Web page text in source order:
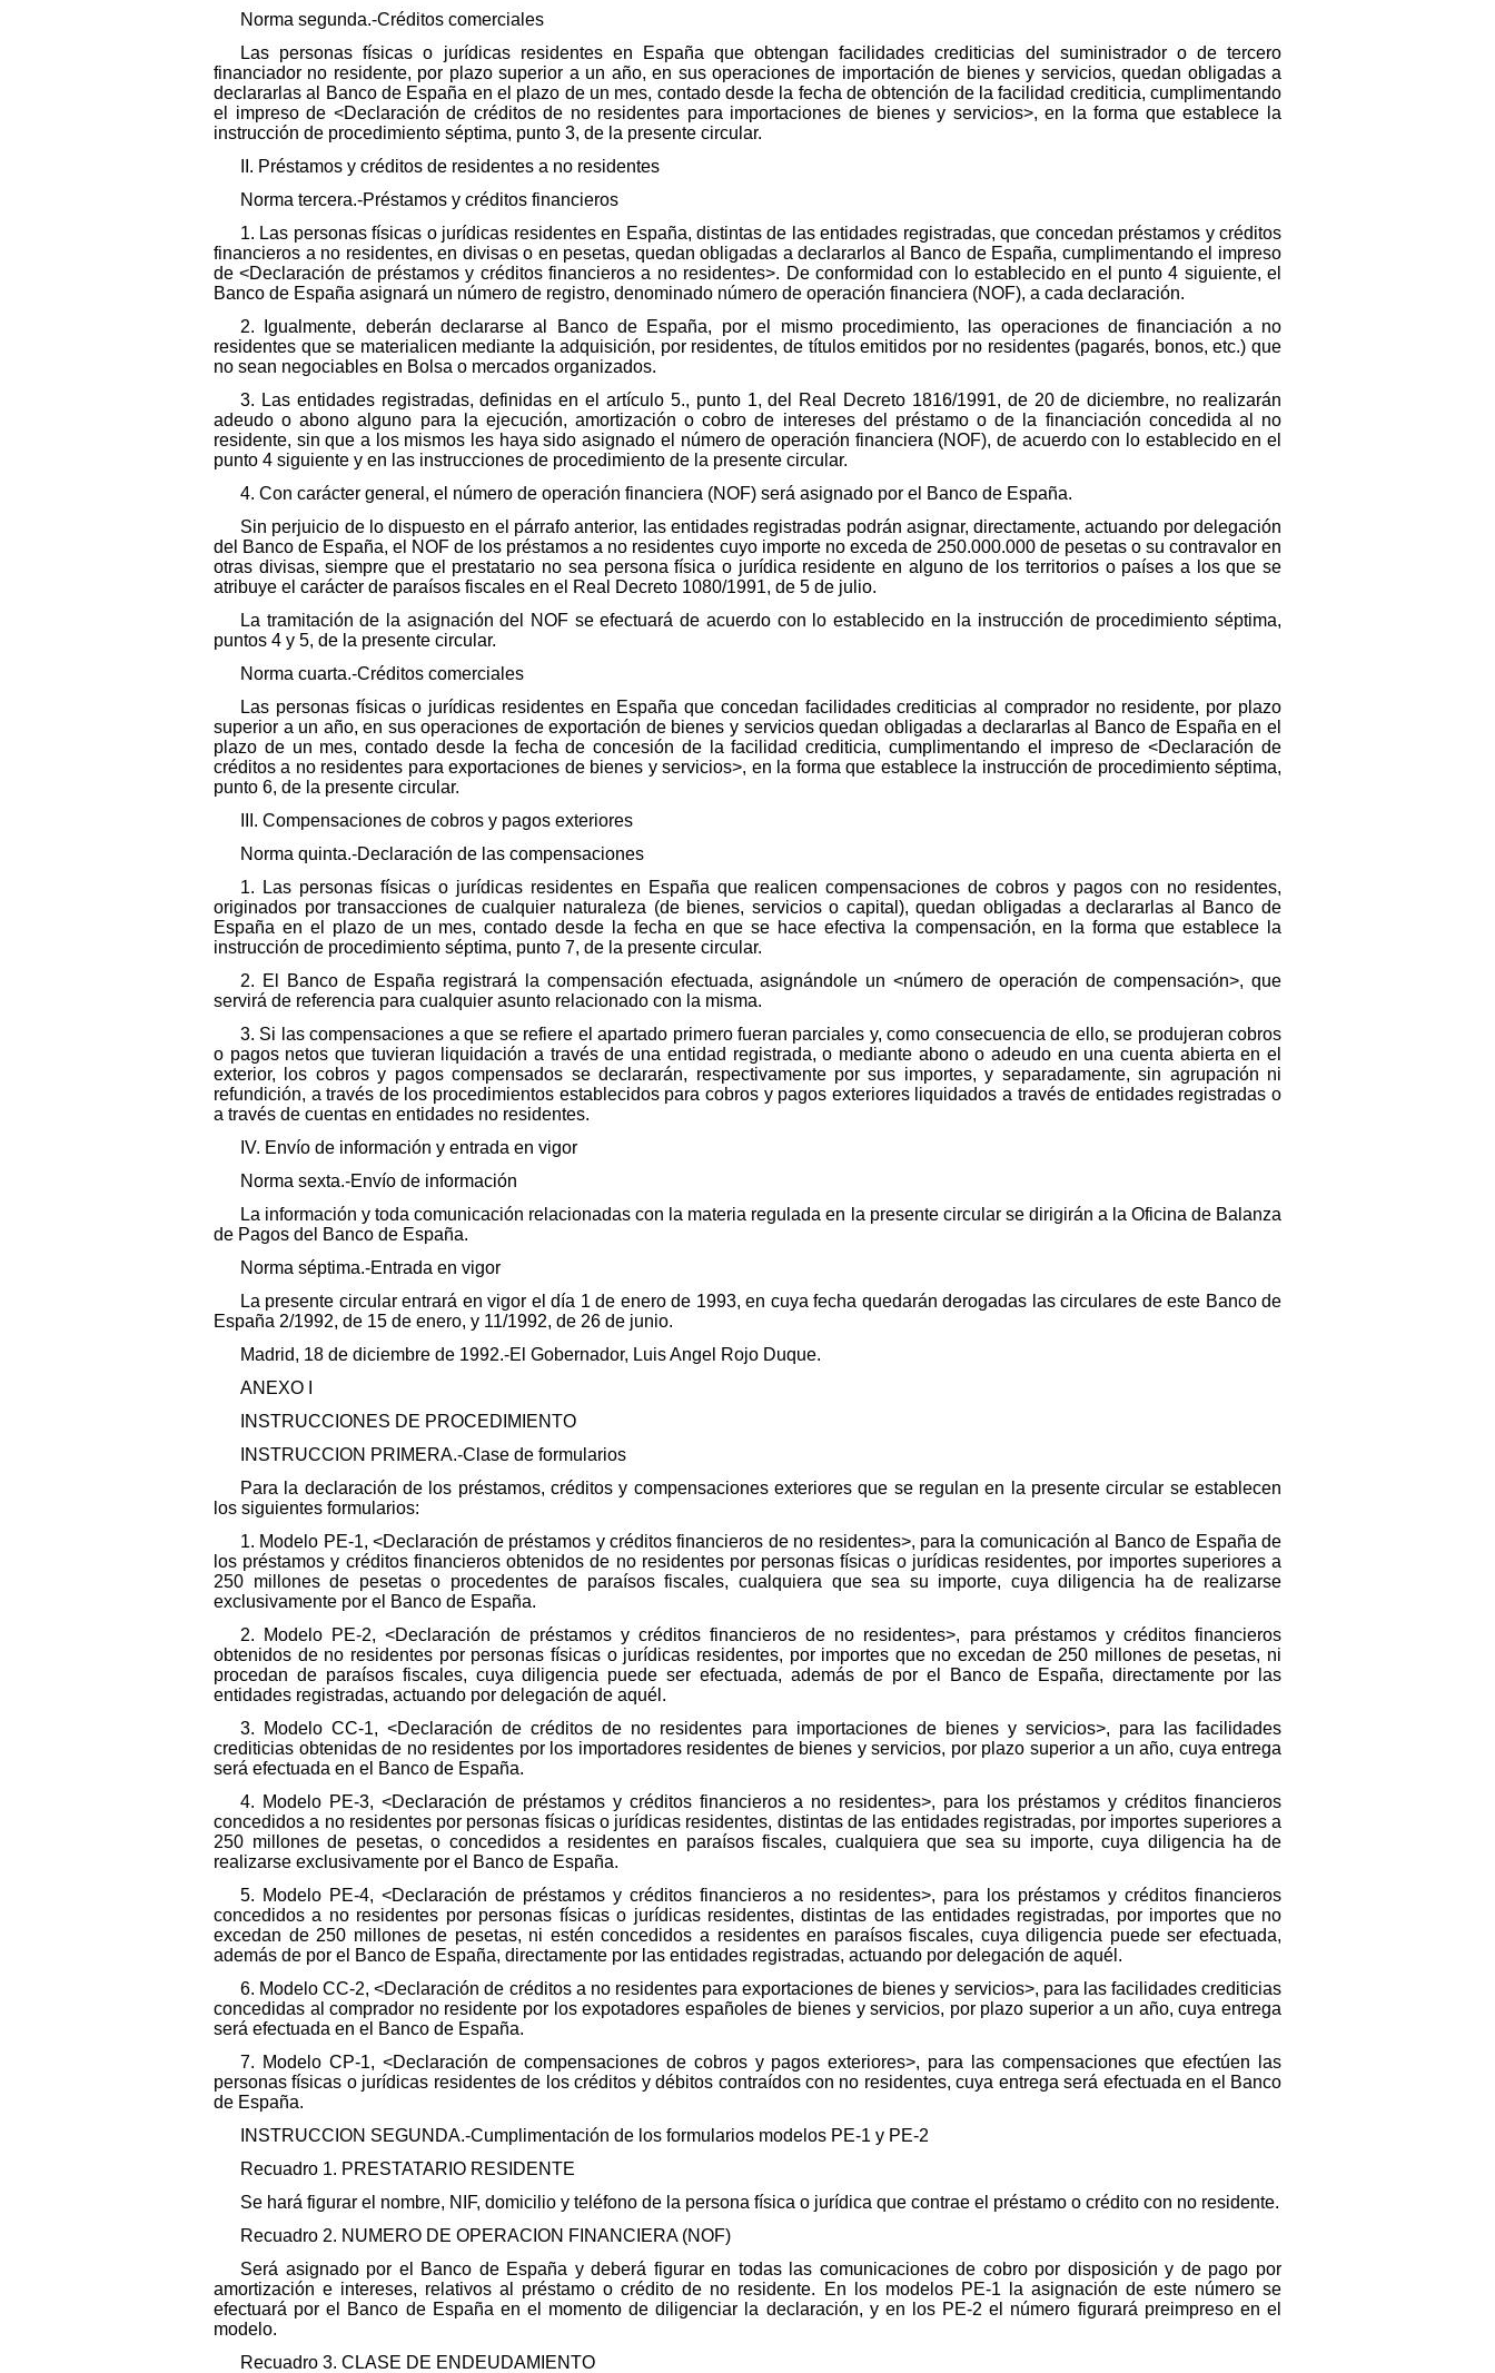
Norma segunda.-Créditos comerciales
Las personas físicas o jurídicas residentes en España que obtengan facilidades crediticias del suministrador o de tercero
financiador no residente, por plazo superior a un año, en sus operaciones de importación de bienes y servicios, quedan obligadas a
declararlas al Banco de España en el plazo de un mes, contado desde la fecha de obtención de la facilidad crediticia, cumplimentando
el impreso de <Declaración de créditos de no residentes para importaciones de bienes y servicios>, en la forma que establece la
instrucción de procedimiento séptima, punto 3, de la presente circular.
II. Préstamos y créditos de residentes a no residentes
Norma tercera.-Préstamos y créditos financieros
1. Las personas físicas o jurídicas residentes en España, distintas de las entidades registradas, que concedan préstamos y créditos
financieros a no residentes, en divisas o en pesetas, quedan obligadas a declararlos al Banco de España, cumplimentando el impreso
de <Declaración de préstamos y créditos financieros a no residentes>. De conformidad con lo establecido en el punto 4 siguiente, el
Banco de España asignará un número de registro, denominado número de operación financiera (NOF), a cada declaración.
2. Igualmente, deberán declararse al Banco de España, por el mismo procedimiento, las operaciones de financiación a no
residentes que se materialicen mediante la adquisición, por residentes, de títulos emitidos por no residentes (pagarés, bonos, etc.) que
no sean negociables en Bolsa o mercados organizados.
3. Las entidades registradas, definidas en el artículo 5., punto 1, del Real Decreto 1816/1991, de 20 de diciembre, no realizarán
adeudo o abono alguno para la ejecución, amortización o cobro de intereses del préstamo o de la financiación concedida al no
residente, sin que a los mismos les haya sido asignado el número de operación financiera (NOF), de acuerdo con lo establecido en el
punto 4 siguiente y en las instrucciones de procedimiento de la presente circular.
4. Con carácter general, el número de operación financiera (NOF) será asignado por el Banco de España.
Sin perjuicio de lo dispuesto en el párrafo anterior, las entidades registradas podrán asignar, directamente, actuando por delegación
del Banco de España, el NOF de los préstamos a no residentes cuyo importe no exceda de 250.000.000 de pesetas o su contravalor en
otras divisas, siempre que el prestatario no sea persona física o jurídica residente en alguno de los territorios o países a los que se
atribuye el carácter de paraísos fiscales en el Real Decreto 1080/1991, de 5 de julio.
La tramitación de la asignación del NOF se efectuará de acuerdo con lo establecido en la instrucción de procedimiento séptima,
puntos 4 y 5, de la presente circular.
Norma cuarta.-Créditos comerciales
Las personas físicas o jurídicas residentes en España que concedan facilidades crediticias al comprador no residente, por plazo
superior a un año, en sus operaciones de exportación de bienes y servicios quedan obligadas a declararlas al Banco de España en el
plazo de un mes, contado desde la fecha de concesión de la facilidad crediticia, cumplimentando el impreso de <Declaración de
créditos a no residentes para exportaciones de bienes y servicios>, en la forma que establece la instrucción de procedimiento séptima,
punto 6, de la presente circular.
III. Compensaciones de cobros y pagos exteriores
Norma quinta.-Declaración de las compensaciones
1. Las personas físicas o jurídicas residentes en España que realicen compensaciones de cobros y pagos con no residentes,
originados por transacciones de cualquier naturaleza (de bienes, servicios o capital), quedan obligadas a declararlas al Banco de
España en el plazo de un mes, contado desde la fecha en que se hace efectiva la compensación, en la forma que establece la
instrucción de procedimiento séptima, punto 7, de la presente circular.
2. El Banco de España registrará la compensación efectuada, asignándole un <número de operación de compensación>, que
servirá de referencia para cualquier asunto relacionado con la misma.
3. Si las compensaciones a que se refiere el apartado primero fueran parciales y, como consecuencia de ello, se produjeran cobros
o pagos netos que tuvieran liquidación a través de una entidad registrada, o mediante abono o adeudo en una cuenta abierta en el
exterior, los cobros y pagos compensados se declararán, respectivamente por sus importes, y separadamente, sin agrupación ni
refundición, a través de los procedimientos establecidos para cobros y pagos exteriores liquidados a través de entidades registradas o
a través de cuentas en entidades no residentes.
IV. Envío de información y entrada en vigor
Norma sexta.-Envío de información
La información y toda comunicación relacionadas con la materia regulada en la presente circular se dirigirán a la Oficina de Balanza
de Pagos del Banco de España.
Norma séptima.-Entrada en vigor
La presente circular entrará en vigor el día 1 de enero de 1993, en cuya fecha quedarán derogadas las circulares de este Banco de
España 2/1992, de 15 de enero, y 11/1992, de 26 de junio.
Madrid, 18 de diciembre de 1992.-El Gobernador, Luis Angel Rojo Duque.
ANEXO I
INSTRUCCIONES DE PROCEDIMIENTO
INSTRUCCION PRIMERA.-Clase de formularios
Para la declaración de los préstamos, créditos y compensaciones exteriores que se regulan en la presente circular se establecen
los siguientes formularios:
1. Modelo PE-1, <Declaración de préstamos y créditos financieros de no residentes>, para la comunicación al Banco de España de
los préstamos y créditos financieros obtenidos de no residentes por personas físicas o jurídicas residentes, por importes superiores a
250 millones de pesetas o procedentes de paraísos fiscales, cualquiera que sea su importe, cuya diligencia ha de realizarse
exclusivamente por el Banco de España.
2. Modelo PE-2, <Declaración de préstamos y créditos financieros de no residentes>, para préstamos y créditos financieros
obtenidos de no residentes por personas físicas o jurídicas residentes, por importes que no excedan de 250 millones de pesetas, ni
procedan de paraísos fiscales, cuya diligencia puede ser efectuada, además de por el Banco de España, directamente por las
entidades registradas, actuando por delegación de aquél.
3. Modelo CC-1, <Declaración de créditos de no residentes para importaciones de bienes y servicios>, para las facilidades
crediticias obtenidas de no residentes por los importadores residentes de bienes y servicios, por plazo superior a un año, cuya entrega
será efectuada en el Banco de España.
4. Modelo PE-3, <Declaración de préstamos y créditos financieros a no residentes>, para los préstamos y créditos financieros
concedidos a no residentes por personas físicas o jurídicas residentes, distintas de las entidades registradas, por importes superiores a
250 millones de pesetas, o concedidos a residentes en paraísos fiscales, cualquiera que sea su importe, cuya diligencia ha de
realizarse exclusivamente por el Banco de España.
5. Modelo PE-4, <Declaración de préstamos y créditos financieros a no residentes>, para los préstamos y créditos financieros
concedidos a no residentes por personas físicas o jurídicas residentes, distintas de las entidades registradas, por importes que no
excedan de 250 millones de pesetas, ni estén concedidos a residentes en paraísos fiscales, cuya diligencia puede ser efectuada,
además de por el Banco de España, directamente por las entidades registradas, actuando por delegación de aquél.
6. Modelo CC-2, <Declaración de créditos a no residentes para exportaciones de bienes y servicios>, para las facilidades crediticias
concedidas al comprador no residente por los expotadores españoles de bienes y servicios, por plazo superior a un año, cuya entrega
será efectuada en el Banco de España.
7. Modelo CP-1, <Declaración de compensaciones de cobros y pagos exteriores>, para las compensaciones que efectúen las
personas físicas o jurídicas residentes de los créditos y débitos contraídos con no residentes, cuya entrega será efectuada en el Banco
de España.
INSTRUCCION SEGUNDA.-Cumplimentación de los formularios modelos PE-1 y PE-2
Recuadro 1. PRESTATARIO RESIDENTE
Se hará figurar el nombre, NIF, domicilio y teléfono de la persona física o jurídica que contrae el préstamo o crédito con no residente.
Recuadro 2. NUMERO DE OPERACION FINANCIERA (NOF)
Será asignado por el Banco de España y deberá figurar en todas las comunicaciones de cobro por disposición y de pago por
amortización e intereses, relativos al préstamo o crédito de no residente. En los modelos PE-1 la asignación de este número se
efectuará por el Banco de España en el momento de diligenciar la declaración, y en los PE-2 el número figurará preimpreso en el
modelo.
Recuadro 3. CLASE DE ENDEUDAMIENTO